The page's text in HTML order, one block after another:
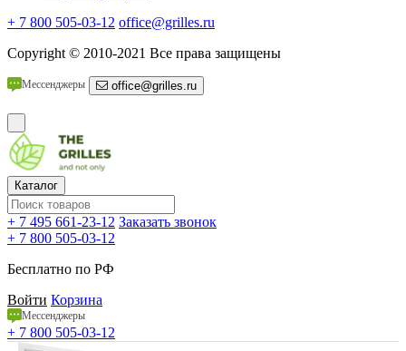
+ 7 800 505-03-12 office@grilles.ru
Copyright © 2010-2021 Все права защищены
Мессенджеры office@grilles.ru
Каталог
+ 7 495 661-23-12 Заказать звонок
+ 7 800 505-03-12
Бесплатно по РФ
Войти Корзина
Мессенджеры
+ 7 800 505-03-12